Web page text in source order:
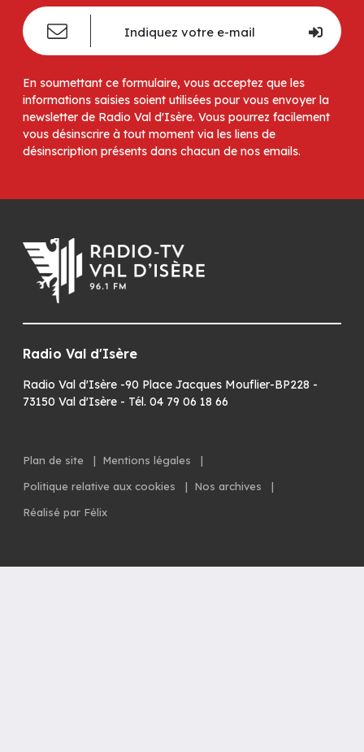
En soumettant ce formulaire, vous acceptez que les
informations saisies soient utilisées pour vous envoyer la
newsletter de Radio Val d'Isère. Vous pourrez facilement
vous désinscrire à tout moment via les liens de
désinscription présents dans chacun de nos emails.
Radio Val d'Isère
Radio Val d'Isère -90 Place Jacques Mouflier-BP228 -
73150 Val d'Isère - Tél. 04 79 06 18 66
Plan de site | Mentions légales
|
Politique relative aux cookies
| Nos archives
|
Réalisé par Félix